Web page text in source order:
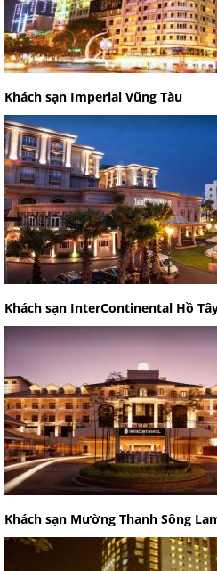
Khách sạn Imperial Vũng Tàu
Khách sạn InterContinental Hồ
Khách sạn Mường Thanh Sông